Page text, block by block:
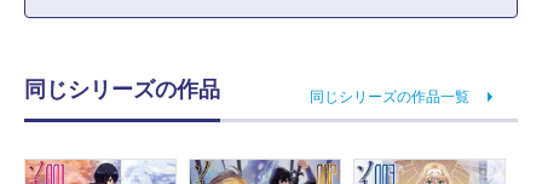
同じシリーズの作品 同じシリーズの作品一覧